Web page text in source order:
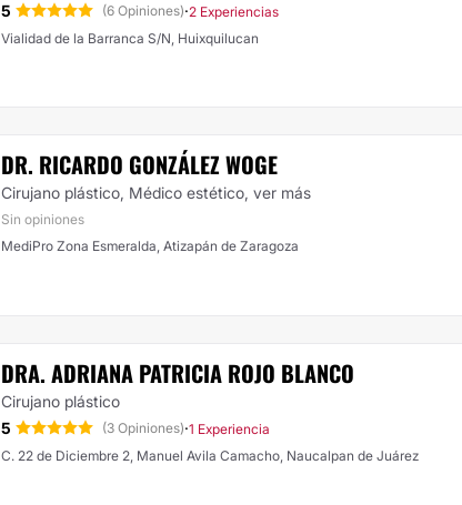
5
(6 Opiniones)·2 Experiencias
Vialidad de la Barranca S/N, Huixquilucan
DR. RICARDO GONZÁLEZ WOGE
Cirujano plástico, Médico estético, ver más
Sin opiniones
MediPro Zona Esmeralda, Atizapán de Zaragoza
DRA. ADRIANA PATRICIA ROJO BLANCO
Cirujano plástico
5
(3 Opiniones)·1 Experiencia
C. 22 de Diciembre 2, Manuel Avila Camacho, Naucalpan de Juárez